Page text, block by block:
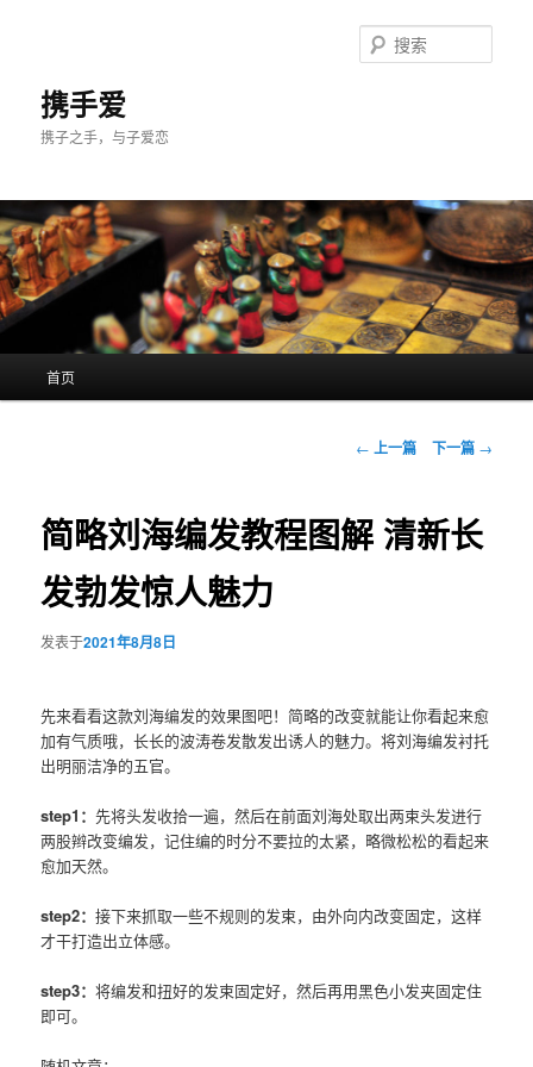
携手爱
携子之手，与子爱恋
索
首页
文
航
← 上一篇 下一篇 →
简略刘海编发教程图解 清新长
发勃发惊人魅力
发表于2021年8月8日
先来看看这款刘海编发的效果图吧！简略的改变就能让你看起来愈
加有气质哦，长长的波涛卷发散发出诱人的魅力。将刘海编发衬托
出明丽洁净的五官。
step1：先将头发收拾一遍，然后在前面刘海处取出两束头发进行
两股辫改变编发，记住编的时分不要拉的太紧，略微松松的看起来
愈加天然。
step2：接下来抓取一些不规则的发束，由外向内改变固定，这样
才干打造出立体感。
step3：将编发和扭好的发束固定好，然后再用黑色小发夹固定住
即可。